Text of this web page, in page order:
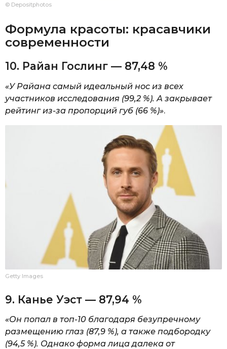
© Depositphotos
Формула красоты: красавчики
современности
10. Райан Гослинг — 87,48 %
«У Райана самый идеальный нос из всех
участников исследования (99,2 %). А закрывает
рейтинг из-за пропорций губ (66 %)».
Getty Images
9. Канье Уэст — 87,94 %
«Он попал в топ-10 благодаря безупречному
размещению глаз (87,9 %), а также подбородку
(94,5 %). Однако форма лица далека от